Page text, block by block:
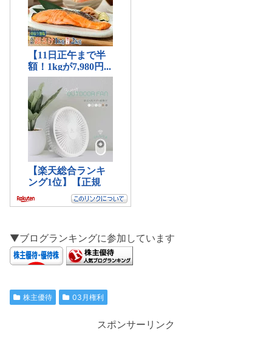
▼ブログランキングに参加しています
株主優待 03月権利
スポンサーリンク